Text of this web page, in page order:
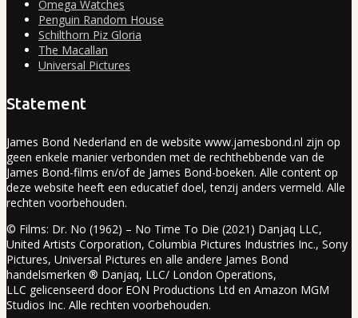
Omega Watches
Penguin Random House
Schilthorn Piz Gloria
The Macallan
Universal Pictures
Statement
James Bond Nederland en de website www.jamesbond.nl zijn op
geen enkele manier verbonden met de rechthebbende van de
James Bond-films en/of de James Bond-boeken. Alle content op
deze website heeft een educatief doel, tenzij anders vermeld. Alle
rechten voorbehouden.
© Films: Dr. No (1962) – No Time To Die (2021) Danjaq LLC,
United Artists Corporation, Columbia Pictures Industries Inc., Sony
Pictures, Universal Pictures en alle andere James Bond
handelsmerken ® Danjaq, LLC/ London Operations,
LLC gelicenseerd door EON Productions Ltd en Amazon MGM
Studios Inc. Alle rechten voorbehouden.